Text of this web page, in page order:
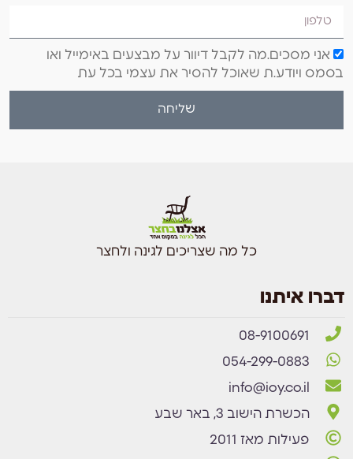
אני מסכים.מה לקבל דיוור על מבצעים באימייל ואו
בסמס ויודע.ת שאוכל להסיר את עצמי בכל עת
שליחה
כל מה שצריכים לגינה ולחצר
דברו איתנו
08-9100691
054-299-0883
info@ioy.co.il
הכשרת הישוב 3, באר שבע
פעילות מאז 2011